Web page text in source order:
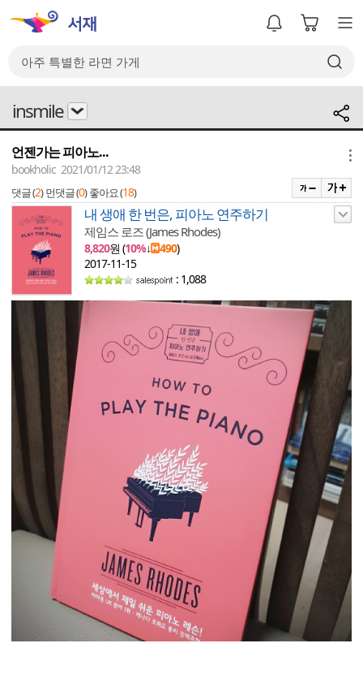
insmile
언젠가는 피아노...
bookholic 2021/01/12 23:48
댓글 (2) 먼댓글 (0) 좋아요 (18)
내 생애 한 번은, 피아노 연주하기
제임스 로즈 (James Rhodes)
8,820원 (10%↓ 490)
2017-11-15
: 1,088